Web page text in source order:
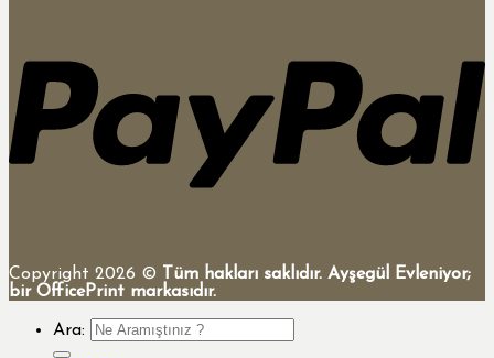
Copyright 2026 © Tüm hakları saklıdır. Ayşegül Evleniyor;
bir OfficePrint markasıdır.
Ara: